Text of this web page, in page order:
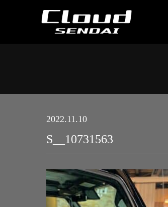
2022.11.10
S__10731563